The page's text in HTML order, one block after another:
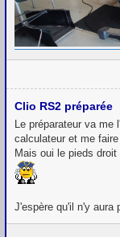
Clio RS2 préparée
Le préparateur va me
calculateur et me
Mais oui le pieds
J'espère qu'il n'y aura